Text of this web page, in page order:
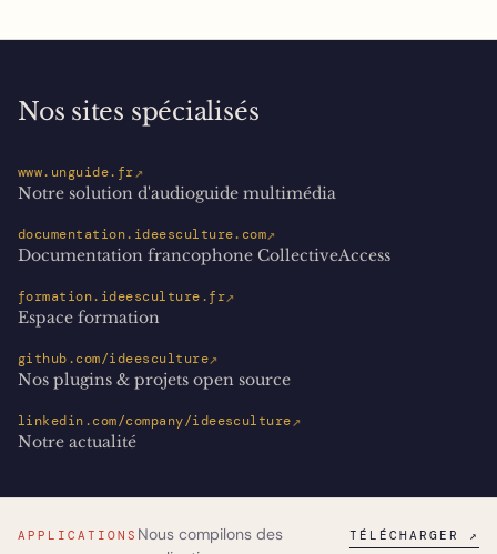
Nos sites spécialisés
www.unguide.fr↗
Notre solution d'audioguide multimédia
documentation.ideesculture.com↗
Documentation francophone CollectiveAccess
formation.ideesculture.fr↗
Espace formation
github.com/ideesculture↗
Nos plugins & projets open source
linkedin.com/company/ideesculture↗
Notre actualité
APPLICATIONS Nous compilons des
TÉLÉCHARGER ↗